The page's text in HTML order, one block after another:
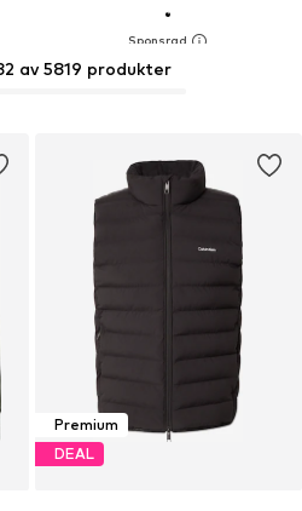
Premium
DEAL
av 5819 produkter